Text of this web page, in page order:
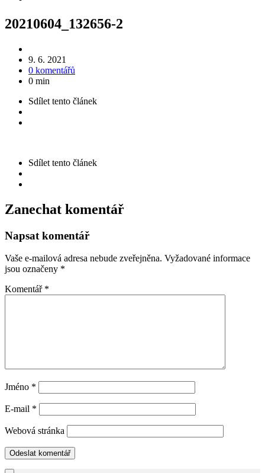
20210604_132656-2
9. 6. 2021
0 komentářů
0 min
Sdílet tento článek
Sdílet tento článek
Zanechat komentář
Napsat komentář
Vaše e-mailová adresa nebude zveřejněna. Vyžadované informace
jsou označeny *
Komentář *
Jméno *
E-mail *
Webová stránka